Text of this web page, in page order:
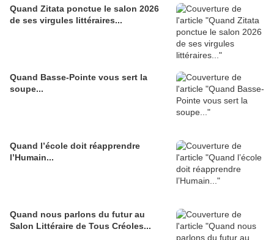
Quand Zitata ponctue le salon 2026
de ses virgules littéraires...
Quand Basse-Pointe vous sert la
soupe...
Quand l’école doit réapprendre
l’Humain...
Quand nous parlons du futur au
Salon Littéraire de Tous Créoles...